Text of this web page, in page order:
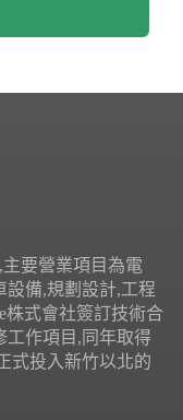
要營業項目為電
備,規劃設計,工程
株式會社簽訂技術合
工作項目,同年取得
式投入新竹以北的